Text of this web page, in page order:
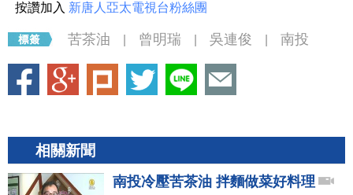
按讚加入 新唐人亞太電視台粉絲團
苦茶油 曾明瑞 吳連俊 南投
相關新聞
南投冷壓苦茶油 拌麵做菜好料理